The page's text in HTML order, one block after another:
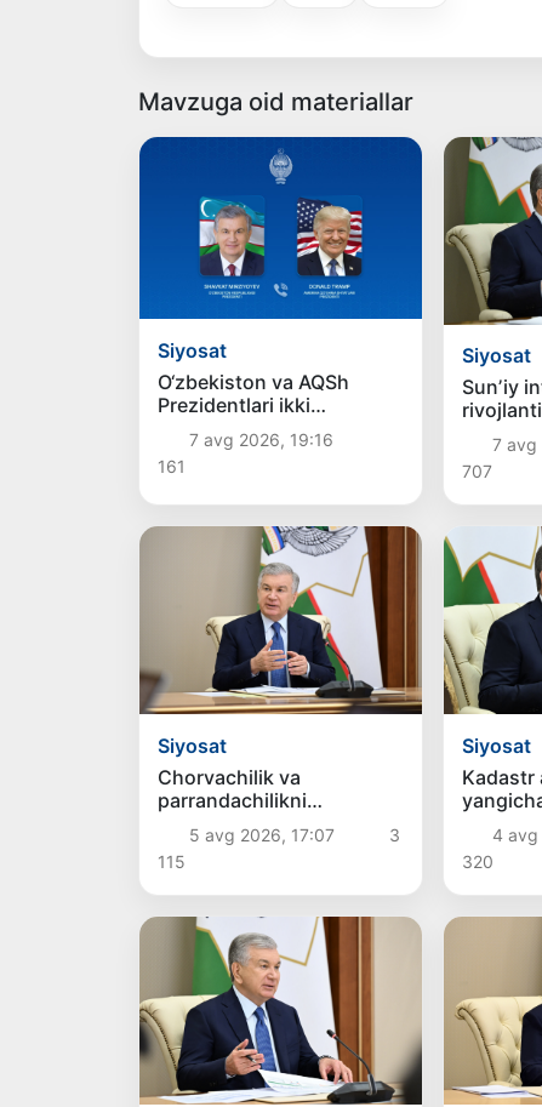
Mavzuga oid materiallar
Siyosat
O‘zbekiston va AQSh
Prezidentlari ikki
tomonlama
munosabatlarni yanada
mustahkamlash
7 avg 2026, 19:16
161
Siyosat
Sunʼiy
ustuvor
7 avg
707
Siyosat
Chorvachilik va
parrandachilikni
rivojlantirish chora-
tadbirlari muhokama
qilindi
5 avg 2026, 17:07
3
115
Siyosat
Kadastr
4 avg
320